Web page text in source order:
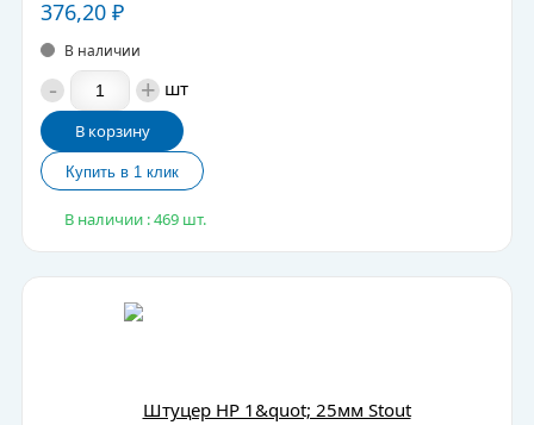
376,20 ₽
В наличии
- + шт
В корзину
В наличии : 469 шт.